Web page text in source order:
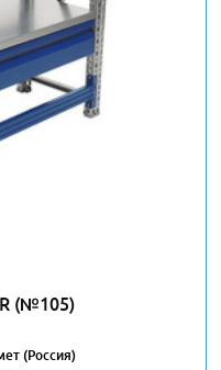
(№105)
(Россия)